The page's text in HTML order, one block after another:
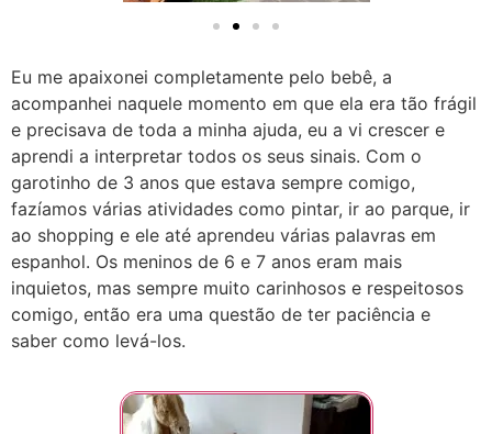
Eu me apaixonei completamente pelo bebê, a
acompanhei naquele momento em que ela era tão frágil
e precisava de toda a minha ajuda, eu a vi crescer e
aprendi a interpretar todos os seus sinais. Com o
garotinho de 3 anos que estava sempre comigo,
fazíamos várias atividades como pintar, ir ao parque, ir
ao shopping e ele até aprendeu várias palavras em
espanhol. Os meninos de 6 e 7 anos eram mais
inquietos, mas sempre muito carinhosos e respeitosos
comigo, então era uma questão de ter paciência e
saber como levá-los.